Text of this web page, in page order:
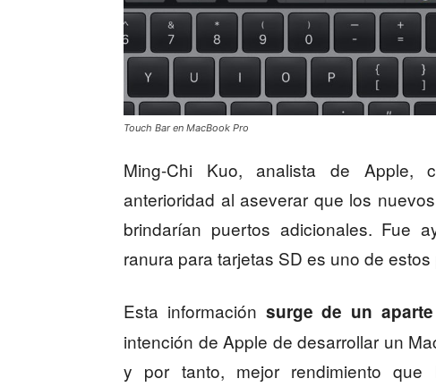
Touch Bar en MacBook Pro
Ming-Chi Kuo, analista de Apple,
anterioridad al aseverar que los
brindarían puertos adicionales. Fue
ranura para tarjetas SD es uno de
Esta información surge de un
intención de Apple de desarrollar un
y por tanto, mejor rendimiento